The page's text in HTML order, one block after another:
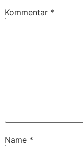
Kommentar *
Name *